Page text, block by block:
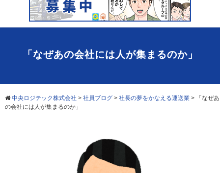
「なぜあの会社には人が集まるのか」
中央ロジテック株式会社 > 社員ブログ > 社長の夢をかなえる運送業 >
「なぜあ
の会社には人が集まるのか」